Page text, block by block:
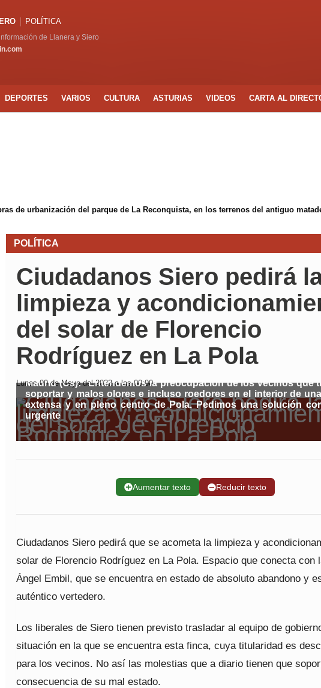
POLÍTICA
de Llanera y Siero
DEPORTES VARIOS CULTURA ASTURIAS VIDEOS CARTA AL
de urbanización del parque de La Reconquista, en los terrenos del antiguo
POLÍTICA
Ciudadanos Siero pedirá
limpieza y
del solar de Florencio
Rodríguez en La Pola
Lunes 09 de Mayo del 2022 a las 00:00
Madrid (Cs): “Entendemos la preocupación de los vecinos que
soportar y malos olores e incluso roedores en el interior de
extensa y en pleno centro de Pola. Pedimos una solución
urgente
➕Aumentar texto ➖Reducir texto
Ciudadanos Siero pedirá que se acometa la limpieza y
solar de Florencio Rodríguez en La Pola. Espacio que conecta con
Ángel Embil, que se encuentra en estado de absoluto abandono y
auténtico vertedero.
Los liberales de Siero tienen previsto trasladar al equipo de
situación en la que se encuentra esta finca, cuya titularidad es
para los vecinos. No así las molestias que a diario tienen que
consecuencia de su mal estado.